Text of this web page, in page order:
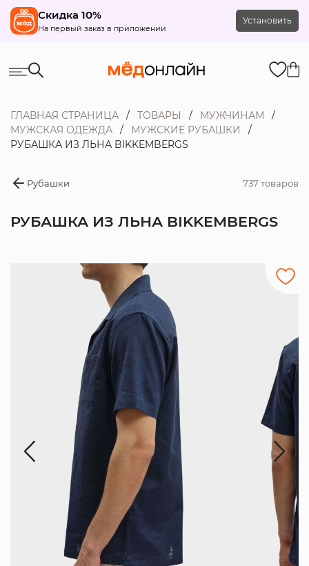
Скидка 10%
На первый заказ в приложении
Установить
ГЛАВНАЯ СТРАНИЦА ТОВАРЫ
МУЖЧИНАМ
МУЖСКАЯ ОДЕЖДА
МУЖСКИЕ РУБАШКИ
РУБАШКА ИЗ ЛЬНА BIKKEMBERGS
Рубашки 737 товаров
РУБАШКА ИЗ ЛЬНА BIKKEMBERGS